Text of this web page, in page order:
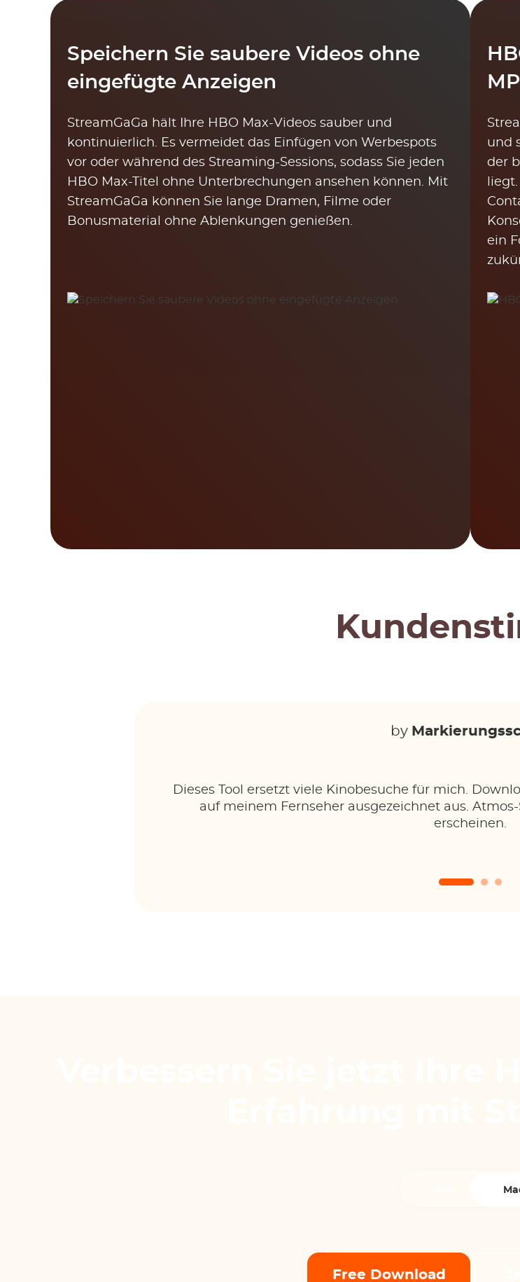
Speichern Sie saubere Videos ohne
eingefügte Anzeigen
StreamGaGa hält Ihre HBO Max-Videos sauber und
kontinuierlich. Es vermeidet das Einfügen von Werbespots
vor oder während des Streaming-Sessions, sodass Sie jeden
HBO Max-Titel ohne Unterbrechungen ansehen können. Mit
StreamGaGa können Sie lange Dramen, Filme oder
Bonusmaterial ohne Ablenkungen genießen.
und
der
ein
by
Dieses Tool ersetzt viele Kinobesuche für mich.
auf meinem Fernseher ausgezeichnet aus.
erscheinen.
Free Download